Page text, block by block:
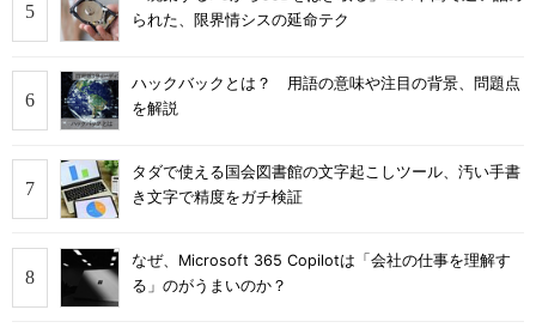
られた、限界情シスの延命テク
ハックバックとは？ 用語の意味や注目の背景、問題点
を解説
タダで使える国会図書館の文字起こしツール、汚い手書
き文字で精度をガチ検証
なぜ、Microsoft 365 Copilotは「会社の仕事を理解す
る」のがうまいのか？